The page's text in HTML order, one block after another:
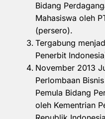
Bidang
Mahasiswa oleh
(persero).
Tergabung
Penerbit
November 2013
Perlombaan
Pemula Bidang
oleh Kementrian